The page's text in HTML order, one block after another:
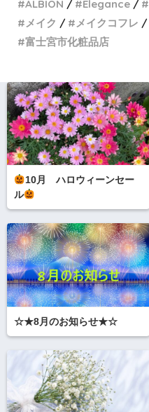
ALBION
Elegance
メイク
メイクコフレ
富士宮市化粧品店
10月 ハロウィーンセー
ル
☆★8月のお知らせ★☆